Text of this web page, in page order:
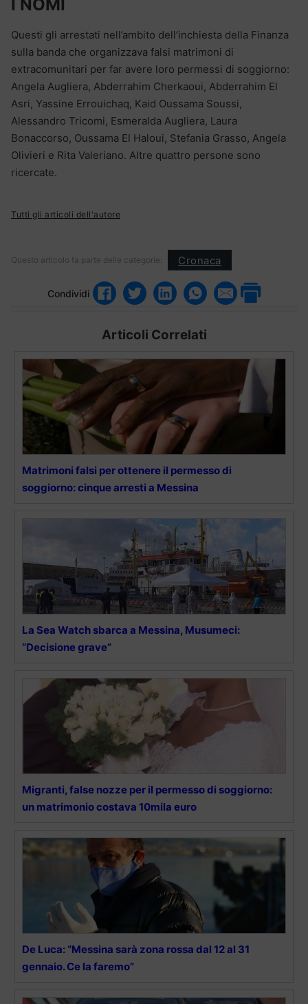
I NOMI
Questi gli arrestati nell’ambito dell’inchiesta della Finanza
sulla banda che organizzava falsi matrimoni di
extracomunitari per far avere loro permessi di soggiorno:
Angela Augliera, Abderrahim Cherkaoui, Abderrahim El
Asri, Yassine Errouichaq, Kaid Oussama Soussi,
Alessandro Tricomi, Esmeralda Augliera, Laura
Bonaccorso, Oussama El Haloui, Stefania Grasso, Angela
Olivieri e Rita Valeriano. Altre quattro persone sono
ricercate.
Tutti gli articoli dell'autore
Questo articolo fa parte delle categorie: Cronaca
Condividi
Articoli Correlati
Matrimoni falsi per ottenere il permesso di
soggiorno: cinque arresti a Messina
La Sea Watch sbarca a Messina, Musumeci:
“Decisione grave”
Migranti, false nozze per il permesso di soggiorno:
un matrimonio costava 10mila euro
De Luca: “Messina sarà zona rossa dal 12 al 31
gennaio. Ce la faremo”